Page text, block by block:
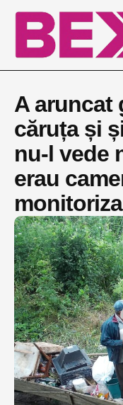
A aruncat
căruța și
nu-l vede
erau